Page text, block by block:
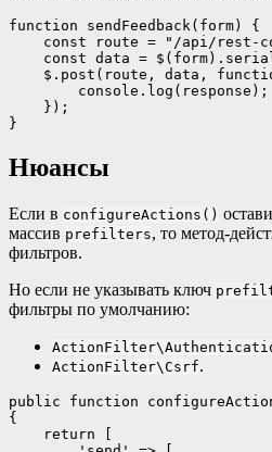
function sendFeedback(form) {
const route = "/api/rest-
const data =
$.post(route, data,
        console.log(response);
    });
}
Нюансы
Если в configureActions()
массив prefilters, то метод-
фильтров.
Но если не указывать ключ
фильтры по умолчанию:
ActionFilter\Csrf.
public function
{
    return [